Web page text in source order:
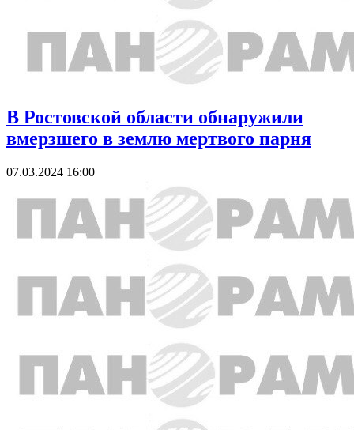
В Ростовской области обнаружили
вмерзшего в землю мертвого парня
07.03.2024 16:00